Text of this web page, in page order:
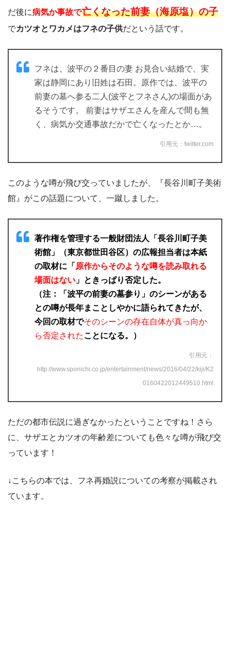
だ後に病気か事故で亡くなった前妻（海原塩）の子
でカツオとワカメはフネの子供だという話です。
フネは、波平の２番目の妻 お見合い結婚で、実
家は静岡にあり旧姓は石田。原作では、波平の
前妻の墓へ参る二人(波平とフネさん)の場面があ
るそうです。 前妻はサザエさんを産んで間も無
く、病気か交通事故だかで亡くなったとか…。
引用元：twitter.com
このような噂が飛び交っていましたが、『長谷川町子美術
館』がこの話題について、一蹴しました。
著作権を管理する一般財団法人「長谷川町子美
術館」（東京都世田谷区）の広報担当者は本紙
（注：「波平の前妻の墓参り」のシーンがある
との噂が長年まことしやかに語られてきたが、
今回の取材で
引用元：
http://www.sponichi.co.jp/entertainment/news/2016/04/22/kiji/K2